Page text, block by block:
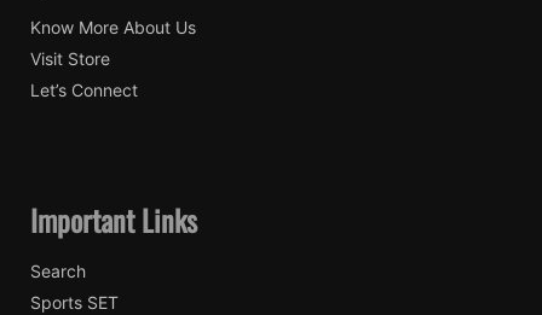
Know More About Us
Visit Store
Let’s Connect
Important Links
Search
Sports SET